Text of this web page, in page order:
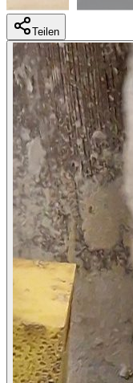
Teilen